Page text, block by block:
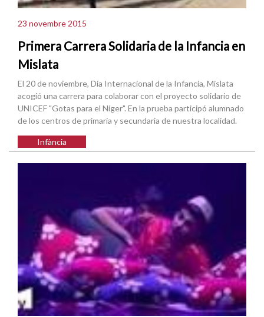
23 novembre 2015
Primera Carrera Solidaria de la Infancia en
Mislata
El 20 de noviembre, Día Internacional de la Infancia, Mislata
acogió una carrera para colaborar con el proyecto solidario de
UNICEF "Gotas para el Níger". En la prueba participó alumnado
de los centros de primaria y secundaria de nuestra localidad.
Infància